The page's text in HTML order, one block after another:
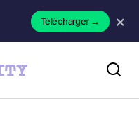
Télécharger→ ×